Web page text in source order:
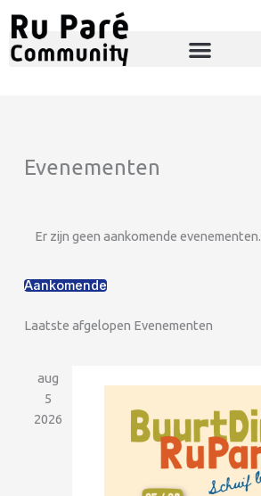
Ga
naar
de
Evenementen
Er zijn geen aankomende evenementen.
Aankomende
een
Laatste afgelopen Evenementen
aug
5
2026